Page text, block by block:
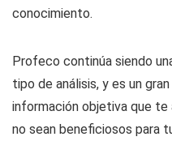
conocimiento.
Profeco continúa siendo
tipo de análisis, y es un
información objetiva que
no sean beneficiosos para